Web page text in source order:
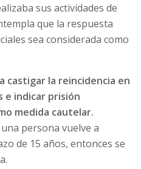
sus actividades de
que la respuesta
sea considerada como
castigar la reincidencia en
e indicar prisión
medida cautelar.
persona vuelve a
de 15 años, entonces se